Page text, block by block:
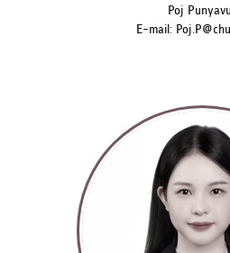
Poj
E-mail: